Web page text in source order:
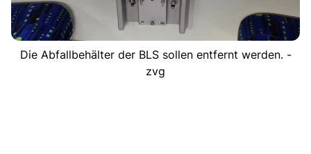
Die Abfallbehälter der BLS sollen entfernt werden. -
zvg